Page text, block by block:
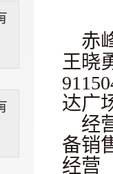
赤
王晓
达广
经
备销
经营